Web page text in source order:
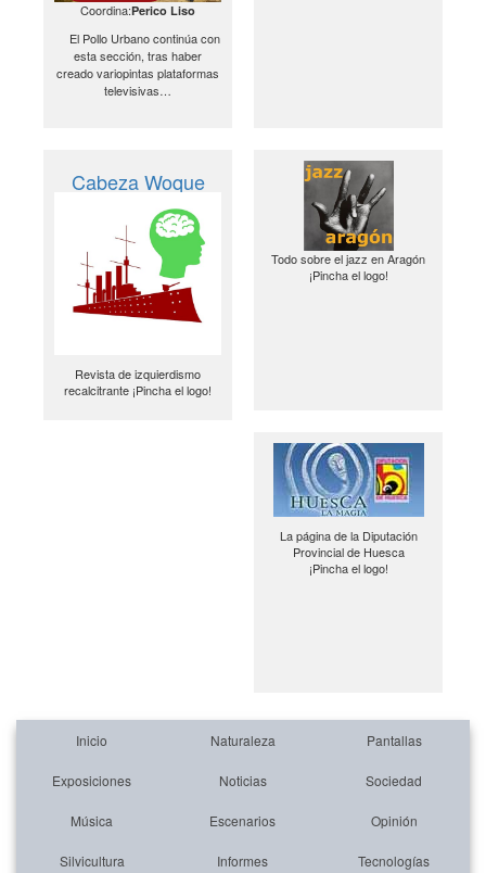
Coordina:Perico Liso
El Pollo Urbano continúa con
esta sección, tras haber
creado variopintas plataformas
televisivas…
Cabeza Woque
Revista de izquierdismo
recalcitrante ¡Pincha el logo!
Todo sobre el jazz en Aragón
¡Pincha el logo!
La página de la Diputación
Provincial de Huesca
¡Pincha el logo!
Inicio Naturaleza Pantallas
Exposiciones Noticias Sociedad
Música Escenarios Opinión
Silvicultura Informes Tecnologías